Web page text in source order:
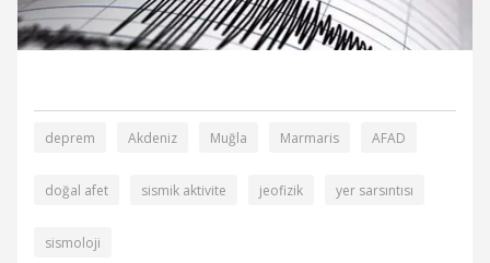
deprem Akdeniz Muğla Marmaris AFAD
doğal afet sismik aktivite jeofizik yer sarsıntısı
sismoloji